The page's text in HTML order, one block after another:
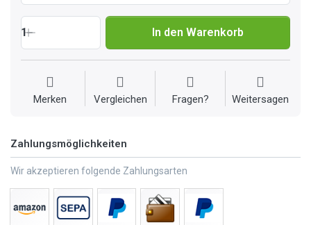
1 In den Warenkorb
Merken Vergleichen Fragen? Weitersagen
Zahlungsmöglichkeiten
Wir akzeptieren folgende Zahlungsarten